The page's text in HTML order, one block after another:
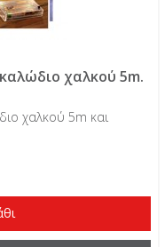
χαλκού 5m.
χαλκού 5m και